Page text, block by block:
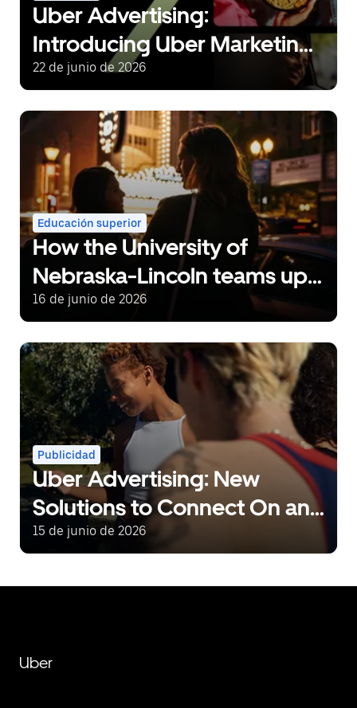
Uber Advertising:
Introducing Uber Marketing
Manager, Creative Studio
Strategic Partnerships
22 de junio de 2026
Educación superior
How the University of
Nebraska-Lincoln teams up
with Uber to power late-
16 de junio de 2026
Publicidad
Uber Advertising: New
Solutions to Connect On and
Off Uber
15 de junio de 2026
Uber